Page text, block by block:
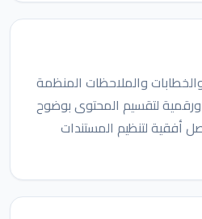
والملاحظات المنظمة
لتقسيم المحتوى بوضوح
أفقية لتنظيم المستندات